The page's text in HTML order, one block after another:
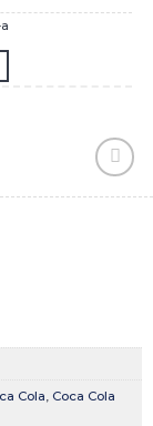
Zaprati
Cola, Coca Cola